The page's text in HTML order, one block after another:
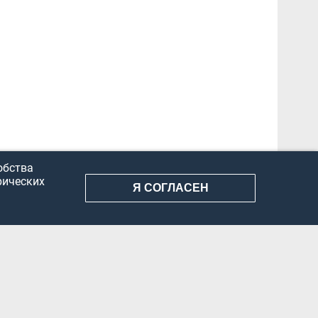
КОНФИДЕНЦИАЛЬНОСТЬ ДОКУМЕНТЫ
Я СОГЛАСЕН